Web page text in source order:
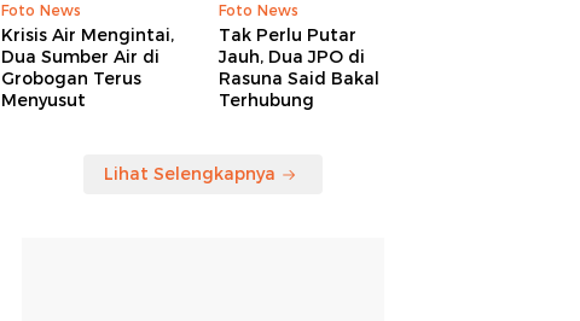
Foto News
Krisis Air Mengintai,
Dua Sumber Air di
Grobogan Terus
Menyusut
Foto News
Tak Perlu Putar
Jauh, Dua JPO di
Rasuna Said Bakal
Terhubung
Lihat Selengkapnya